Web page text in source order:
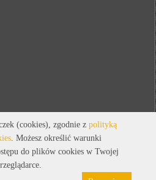
(cookies), zgodnie z polityką
. Możesz określić warunki
do plików cookies w Twojej